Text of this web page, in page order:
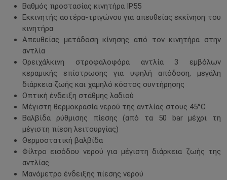
Βαθμός προστασίας κινητήρα IP55
Εκκινητής αστέρα-τριγώνου για απευθείας εκκίνηση του
κινητήρα
Απευθείας μετάδοση κίνησης από τον κινητήρα στην
αντλία
Ορειχάλκινη στροφαλοφόρα αντλία 3 εμβόλων
κεραμικής επίστρωσης για υψηλή απόδοση, μεγάλη
διάρκεια ζωής και χαμηλό κόστος συντήρησης
Οπτική ένδειξη στάθμης λαδιού
Μέγιστη θερμοκρασία νερού της αντλίας στους 45°C
Βαλβίδα ρύθμισης πίεσης (από τα 50 bar μέχρι τη
μέγιστη πίεση λειτουργίας)
Θερμοστατική βαλβίδα
Φίλτρο εισόδου νερού για μέγιστη διάρκεια ζωής της
αντλίας
Μανόμετρο ένδειξης πίεσης νερού